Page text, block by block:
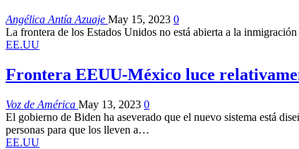
Angélica Antía Azuaje May 15, 2023 0
La frontera de los Estados Unidos no está abierta a la
EE.UU
Frontera EEUU-México luce
Voz de América May 13, 2023 0
El gobierno de Biden ha aseverado que el nuevo sistema está
personas para que los lleven a…
EE.UU